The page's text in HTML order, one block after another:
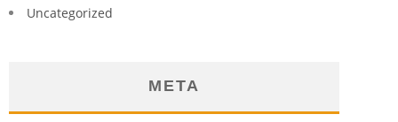
Uncategorized
META